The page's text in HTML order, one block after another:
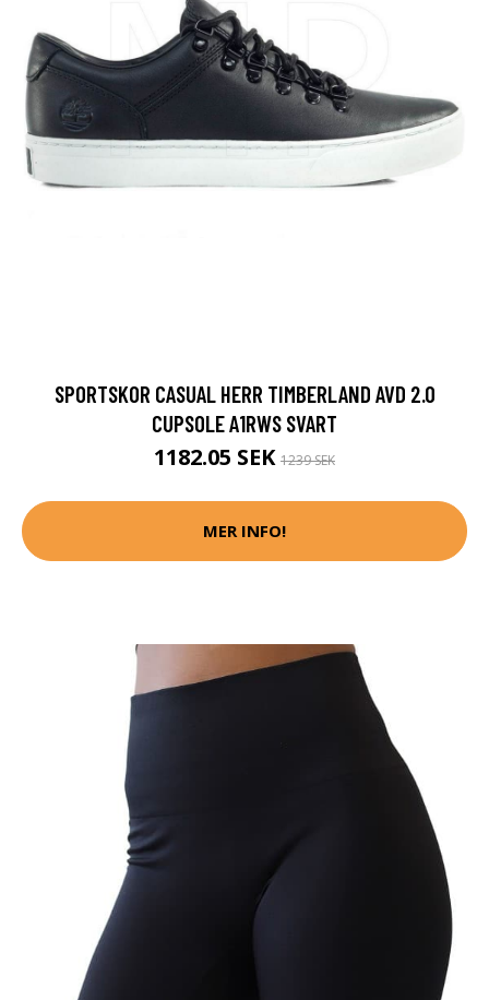
SPORTSKOR CASUAL HERR TIMBERLAND AVD 2.0
CUPSOLE A1RWS SVART
1182.05 SEK 1239 SEK
MER INFO!